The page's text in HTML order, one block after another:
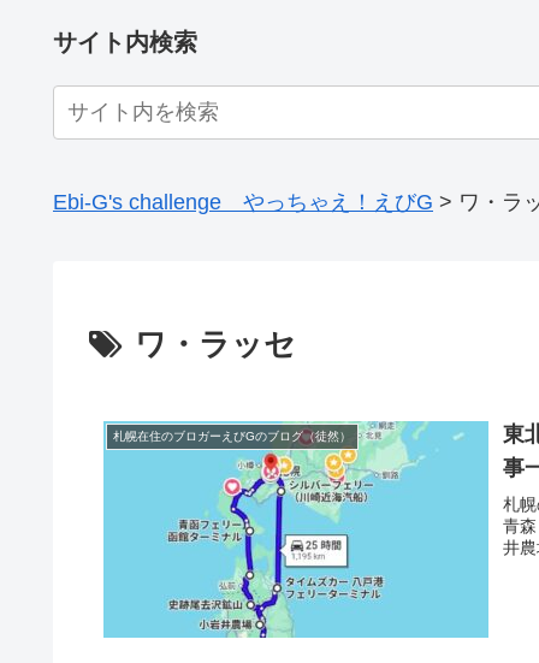
サイト内検索
Ebi-G's challenge やっちゃえ！えびG > ワ・ラ
ワ・ラッセ
札幌在住のブロガーえびGのブログ（徒然）
東
事
札
青
井